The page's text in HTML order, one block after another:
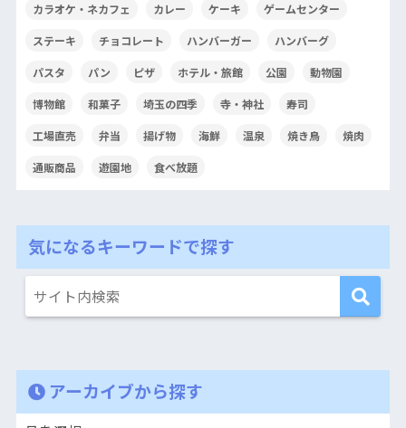
カラオケ・ネカフェ カレー ケーキ ゲームセンター
ステーキ チョコレート ハンバーガー ハンバーグ
パスタ パン ピザ ホテル・旅館 公園 動物園
博物館 和菓子 埼玉の四季 寺・神社 寿司
工場直売 弁当 揚げ物 海鮮 温泉 焼き鳥 焼肉
通販商品 遊園地 食べ放題
気になるキーワードで探す
アーカイブから探す